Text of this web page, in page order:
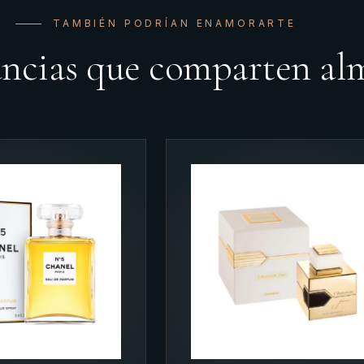
TAMBIÉN PODRÍAN ENAMORARTE
que comparten